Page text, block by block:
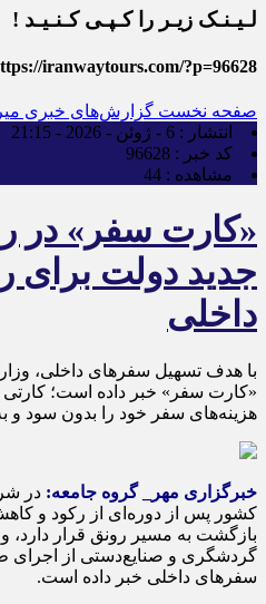
لـیـنـک زیـر را کـپـی کـنـیـد !
iranwaytours.com/?p=96628
صفحه نخست گزارش‌های خبری
انتشار : 6 - ژوئن - 2026 - 21:15
کد خبر : 96628
مشاهده : 44
«کارت سفر» در
جدید دولت
داخلی
با هدف تسهیل سفرهای داخلی،
«کارت سفر» خبر داده است؛
هزینه‌های سفر خود را بدون سود
خبرگزاری مهر_ گروه جامعه: در
کشور پس از دوره‌ای از رکود و
بازگشت به مسیر رونق قرار دارد،
گردشگری و صنایع‌دستی از اجرای
سفرهای داخلی خبر داده است.